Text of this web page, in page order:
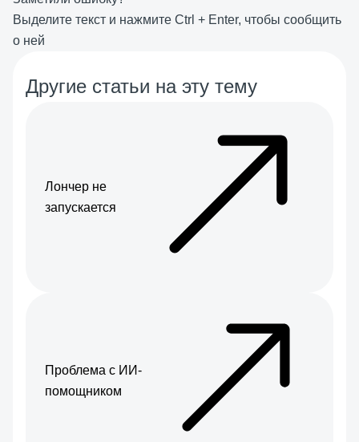
Выделите текст и нажмите Ctrl + Enter, чтобы сообщить
о ней
Другие статьи на эту тему
Лончер не
запускается
Проблема с ИИ-
помощником